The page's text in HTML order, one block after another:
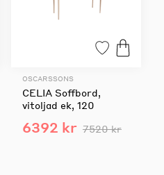
OSCARSSONS
CELIA Soffbord,
vitoljad ek, 120
6392 kr 7520 kr